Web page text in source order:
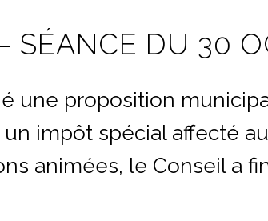
SÉANCE DU 30
une proposition
impôt spécial affecté
animées, le Conseil a